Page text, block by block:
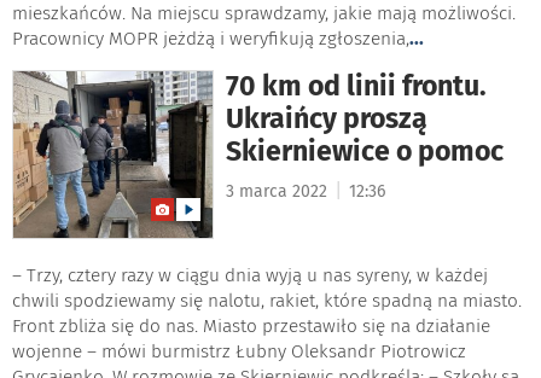
mieszkańców. Na miejscu sprawdzamy, jakie mają możliwości.
Pracownicy MOPR jeżdżą i weryfikują zgłoszenia,...
70 km od linii frontu.
Ukraińcy proszą
Skierniewice o pomoc
3 marca 2022 12:36
– Trzy, cztery razy w ciągu dnia wyją u nas syreny, w każdej
chwili spodziewamy się nalotu, rakiet, które spadną na miasto.
Front zbliża się do nas. Miasto przestawiło się na działanie
wojenne – mówi burmistrz Łubny Oleksandr Piotrowicz